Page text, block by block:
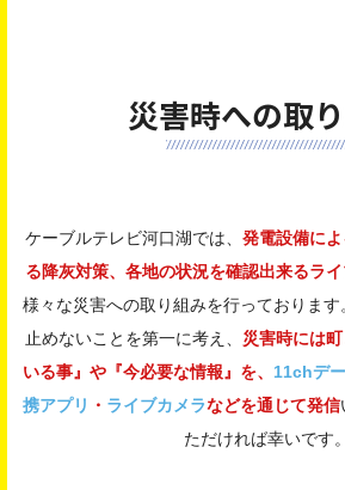
災害時への取
ケーブルテレビ河口湖では、 発電設備に
る降灰対策、各地の状況を確認出来るラ
様々な災害への取り組みを行っておりま
止めないことを第一に考え、 災害時には
いる事』や『今必要な情報』を、 11chデ
携アプリ ・ ライブカメラなどを通じて発信
ただければ幸いです。